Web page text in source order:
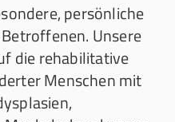
persönliche
Unsere
die rehabilitative
Menschen mit